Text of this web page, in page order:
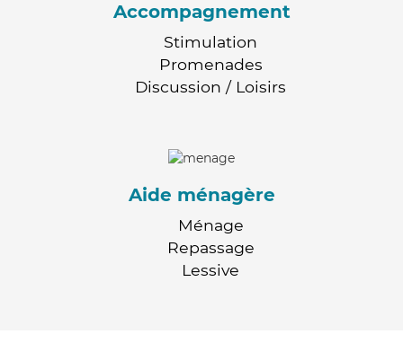
Accompagnement
Stimulation
Promenades
Discussion / Loisirs
Aide ménagère
Ménage
Repassage
Lessive